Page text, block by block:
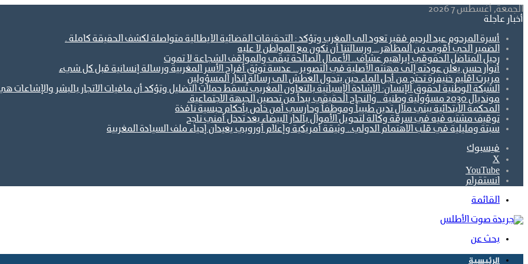
الجمعة, أغسطس 7 2026
أخبار عاجلة
أسرة المرحوم عبد الرحيم فقير تعود الى المغرب وتؤكد : التحقيقات القضائية الايطالية متواصلة لكشف الحقيقة كاملة .
الضمير الحي أقوى من المظاهر… ورسالتنا أن نكون مع المواطن لا عليه
رحيل المناضل الحقوقي إبراهيم عشاف.. الأعمال الصالحة تبقى والمواقف الشجاعة لا تموت
أنوار حسن يعلن عودته إلى مهنته الأصلية في التصوير… عدسة توثق أفراح الأسر المغربية ورسالة إنسانية قبل كل شيء
مريرت اقليم خنيفرة تحتج من أجل الماء.حين يتحول العطش الى رسالة انذار المسؤولين
الشبكة الوطنية لحقوق الإنسان: الإشادة الإسبانية بالتعاون المغربي تُسقط حملات التضليل وتؤكد أن مافيات الاتجار بالبشر
مونديال 2030 مسؤولية وطنية ..والنجاح الحقيقي يبدأ من تحصين الجبهة الاجتماعية.
المحكمة الابتدائية ببني ملال تدين طبيباً وموظفاً وحارسي أمن خاص بأحكام حبسية نافذة
توقيف مشتبه فيه في سرقة وكالة لتحويل الأموال بالدار البيضاء بعد تدخل أمني ناجح
سبتة ومليلية في قلب الاهتمام الدولي.. وثيقة أمريكية وإعلام أوروبي يعيدان إحياء ملف السيادة المغربية
فيسبوك
‫X
‫YouTube
انستقرام
القائمة
بحث عن
الرئيسية